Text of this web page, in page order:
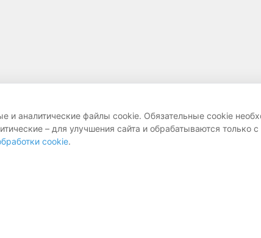
и аналитические файлы cookie. Обязательные cookie
– для улучшения сайта и обрабатываются только
cookie.